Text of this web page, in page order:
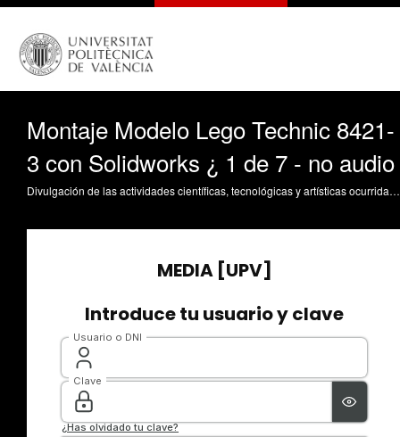
Montaje Modelo Lego Technic 8421-
3 con Solidworks ¿ 1 de 7 - no audio
Divulgación de las actividades científicas, tecnológicas y artísticas ocurridas en los tres campus de la UPV